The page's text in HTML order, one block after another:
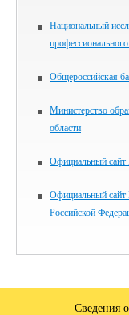
Национальный
Общероссийская
Министерство
области
Официальный
Официальный сайт
Российской
Сведения